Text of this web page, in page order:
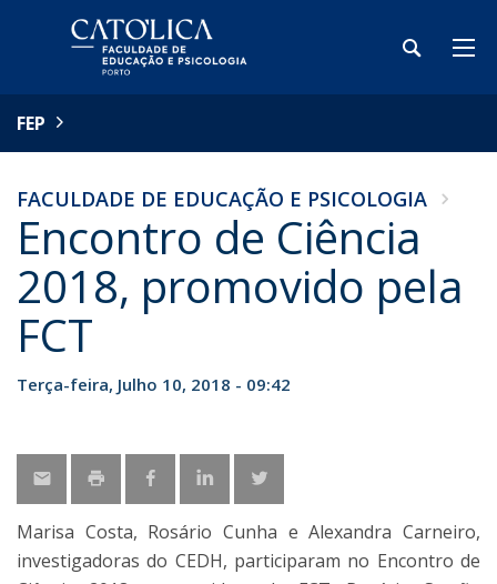
FEP
FACULDADE DE EDUCAÇÃO E PSICOLOGIA
Encontro de Ciência
2018, promovido pela
FCT
Terça-feira, Julho 10, 2018 - 09:42
Marisa Costa, Rosário Cunha e Alexandra Carneiro,
investigadoras do CEDH, participaram no Encontro de